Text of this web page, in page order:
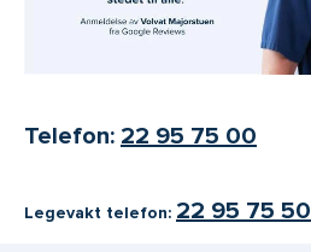
Telefon: 22 95 75 00
Legevakt telefon: 22 95 75 50